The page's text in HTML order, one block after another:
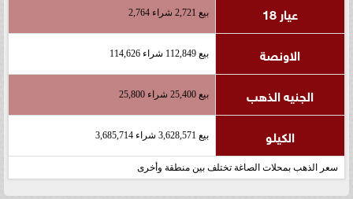
عيار 18 بيع 2,721 شراء 2,764
الاونصة بيع 112,849 شراء 114,626
الجنيه الذهب بيع 25,400 شراء 25,800
الكيلو بيع 3,628,571 شراء 3,685,714
سعر الذهب بمحلات الصاغة تختلف بين منطقة وأخرى